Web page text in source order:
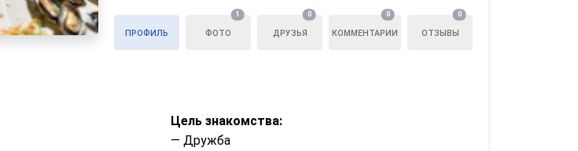
ПРОФИЛЬ ФОТО
1
ДРУЗЬЯ
0
КОММЕНТАРИИ
0
ОТЗЫВЫ
0
Цель знакомства:
— Дружба